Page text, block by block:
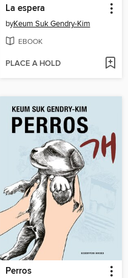
La espera
byKeum Suk Gendry-Kim
EBOOK
PLACE A HOLD
Perros